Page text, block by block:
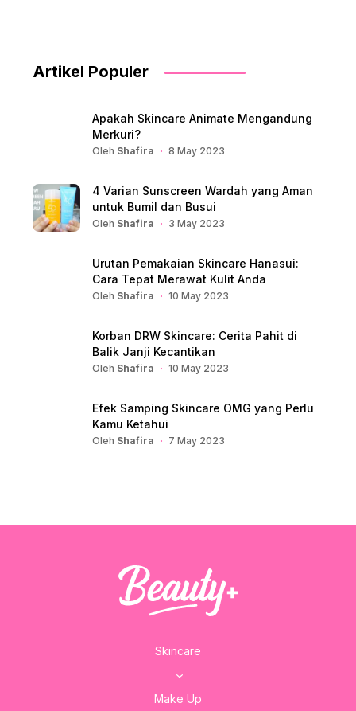
Artikel Populer
Apakah Skincare Animate Mengandung
Merkuri?
Oleh Shafira 8 May 2023
4 Varian Sunscreen Wardah yang Aman
untuk Bumil dan Busui
Oleh Shafira 3 May 2023
Urutan Pemakaian Skincare Hanasui:
Cara Tepat Merawat Kulit Anda
Oleh Shafira 10 May 2023
Korban DRW Skincare: Cerita Pahit di
Balik Janji Kecantikan
Oleh Shafira 10 May 2023
Efek Samping Skincare OMG yang Perlu
Kamu Ketahui
Oleh Shafira 7 May 2023
Skincare
Make Up